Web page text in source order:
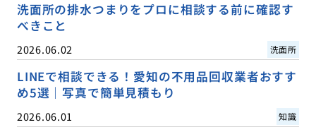
洗面所の排水つまりをプロに相談する前に確認す
べきこと
2026.06.02 洗面所
LINEで相談できる！愛知の不用品回収業者おすす
め5選｜写真で簡単見積もり
2026.06.01 知識